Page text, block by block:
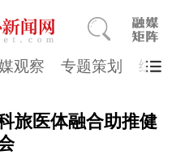
观察 专题策划 综合
旅医体融合助推健